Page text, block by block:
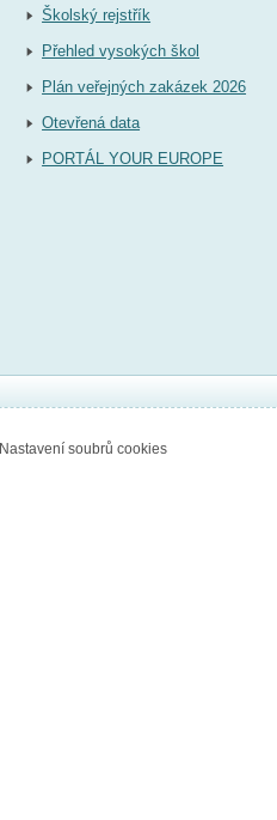
Školský rejstřík
Přehled vysokých škol
Plán veřejných zakázek 2026
Otevřená data
PORTÁL YOUR EUROPE
Nastavení soubrů cookies